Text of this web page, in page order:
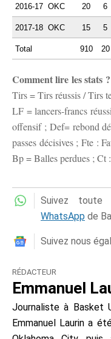
2016-17 OKC 20 6
2017-18 OKC 15 5
Total 910 20
Comment lire les stats ?
Tirs = Tirs réussis / Tirs
LF = lancers-francs
offensif ; Def= rebond
passes décisives ; Fte :
Bp = Balles perdues ; Ct
Suivez
WhatsApp de
Suivez nous
RÉDACTEUR
Emmanuel
Journaliste à Basket
Emmanuel Laurin a